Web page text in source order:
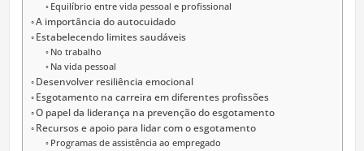
Equilíbrio entre vida pessoal e profissional
A importância do autocuidado
Estabelecendo limites saudáveis
No trabalho
Na vida pessoal
Desenvolver resiliência emocional
Esgotamento na carreira em diferentes profissões
O papel da liderança na prevenção do esgotamento
Recursos e apoio para lidar com o esgotamento
Programas de assistência ao empregado